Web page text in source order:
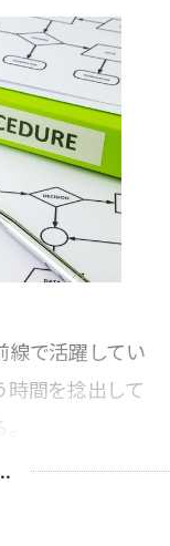
線で活躍してい
時間を捻出して